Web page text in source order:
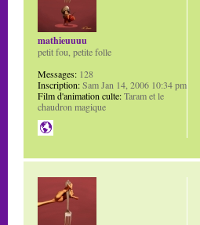
mathieuuuu
petit fou, petite folle
Messages: 128
Inscription:Sam Jan 14, 2006 10:34 pm
Film d'animation culte:Taram et le
chaudron magique